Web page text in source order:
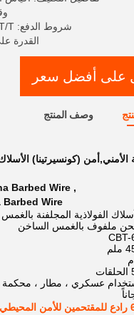
شروط الدفع: L/C، T/T، ويسترن يونيون
القدرة على
على أفضل سعر
وصف المنتج
الأمني,أمن (كونسيرتينا)
,
Barbed Wire
Barbed Wire
الفولاذية المجلفنة
ملفوف بالغمس الساخن
CBT-
عسكري ، مطار ، محكمة
سي بي تي-60 رادع للمقتحمين للأمن